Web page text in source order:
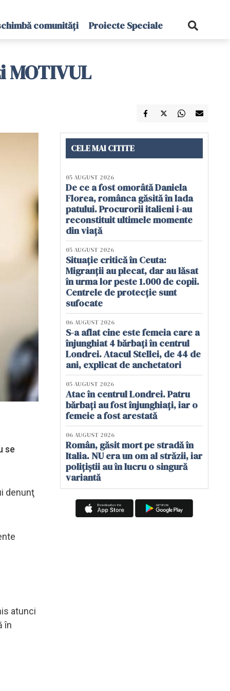
comunități Proiecte Speciale
MOTIVUL
se
denunţ
atunci
în
CELE MAI CITITE
05 AUGUST 2026
De ce a fost omorâtă Daniela
Florea, românca găsită în lada
patului. Procurorii italieni i-au
reconstituit ultimele momente
din viață
05 AUGUST 2026
Situație critică în Ceuta:
Migranții au plecat, dar au lăsat
în urma lor peste 1.000 de copii.
Centrele de protecție sunt
sufocate
06 AUGUST 2026
S-a aflat cine este femeia care a
înjunghiat 4 bărbați în centrul
Londrei. Atacul Stellei, de 44 de
ani, explicat de anchetatori
05 AUGUST 2026
Atac în centrul Londrei. Patru
bărbați au fost înjunghiați, iar o
femeie a fost arestată
06 AUGUST 2026
Român, găsit mort pe stradă în
Italia. NU era un om al străzii, iar
polițiștii au în lucru o singură
variantă